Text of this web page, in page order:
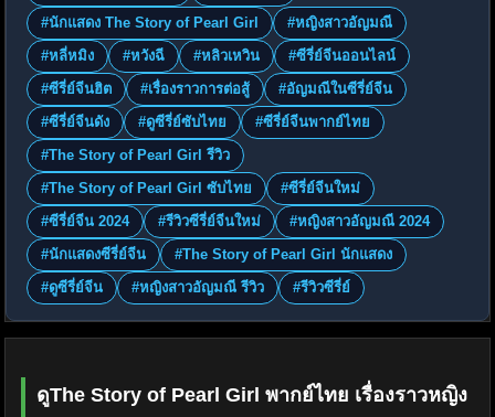
#นักแสดง The Story of Pearl Girl
#หญิงสาวอัญมณี
#หลี่หมิง
#หวังฉี #หลิวเหวิน
#ซีรี่ย์จีนออนไลน์
#ซีรี่ย์จีนฮิต
#เรื่องราวการต่อสู้
#อัญมณีในซีรี่ย์จีน
#ซีรี่ย์จีนดัง
#ดูซีรี่ย์ซับไทย
#ซีรี่ย์จีนพากย์ไทย
#The Story of Pearl Girl รีวิว
#The Story of Pearl Girl ซับไทย
#ซีรี่ย์จีนใหม่
#ซีรี่ย์จีน 2024
#รีวิวซีรี่ย์จีนใหม่
#หญิงสาวอัญมณี 2024
#นักแสดงซีรี่ย์จีน
#The Story of Pearl Girl นักแสดง
#ดูซีรี่ย์จีน
#หญิงสาวอัญมณี รีวิว #รีวิวซีรี่ย์
ดูThe Story of Pearl Girl พากย์ไทย เรื่องราวหญิง